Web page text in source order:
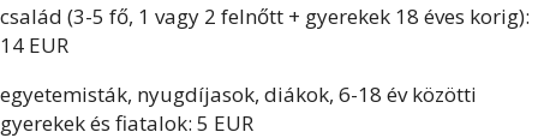
család (3-5 fő, 1 vagy 2 felnőtt + gyerekek 18 éves korig):
14 EUR
egyetemisták, nyugdíjasok, diákok, 6-18 év közötti
gyerekek és fiatalok: 5 EUR